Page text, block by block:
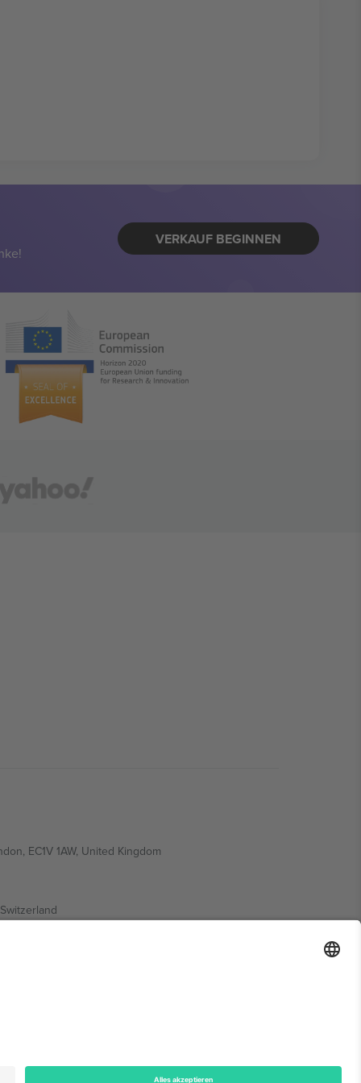
VERKAUF BEGINNEN
EC1V 1AW, United Kingdom